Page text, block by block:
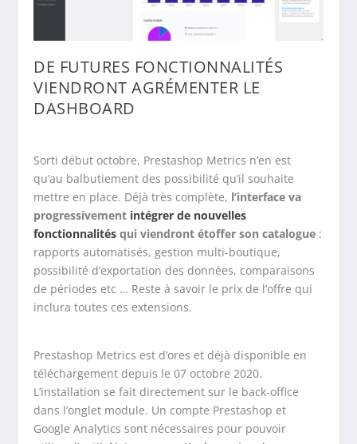
DE FUTURES FONCTIONNALITÉS
VIENDRONT AGRÉMENTER LE
DASHBOARD
Sorti début octobre, Prestashop Metrics n’en est
qu’au balbutiement des possibilité qu’il souhaite
mettre en place. Déjà très complète, l’interface va
progressivement intégrer de nouvelles
fonctionnalités qui viendront étoffer son catalogue :
rapports automatisés, gestion multi-boutique,
possibilité d’exportation des données, comparaisons
de périodes etc … Reste à savoir le prix de l’offre qui
inclura toutes ces extensions.
Prestashop Metrics est d’ores et déjà disponible en
téléchargement depuis le 07 octobre 2020.
L’installation se fait directement sur le back-office
dans l’onglet module. Un compte Prestashop et
Google Analytics sont nécessaires pour pouvoir